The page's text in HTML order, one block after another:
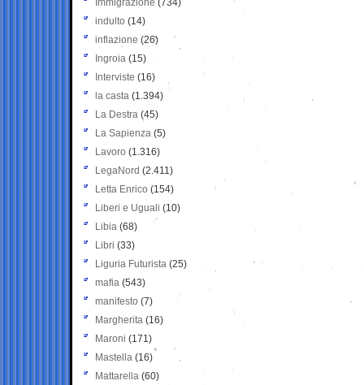
Immigrazione (734)
indulto (14)
inflazione (26)
Ingroia (15)
Interviste (16)
la casta (1.394)
La Destra (45)
La Sapienza (5)
Lavoro (1.316)
LegaNord (2.411)
Letta Enrico (154)
Liberi e Uguali (10)
Libia (68)
Libri (33)
Liguria Futurista (25)
mafia (543)
manifesto (7)
Margherita (16)
Maroni (171)
Mastella (16)
Mattarella (60)